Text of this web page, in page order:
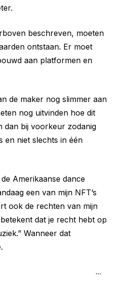
beschreven, moeten
ontstaan. Er moet
aan platformen en
de maker nog slimmer aan
nog uitvinden hoe dit
dan bij voorkeur zodanig
en niet slechts in één
de Amerikaanse dance
een van mijn NFT’s
ook de rechten van mijn
dat je recht hebt op
Wanneer dat